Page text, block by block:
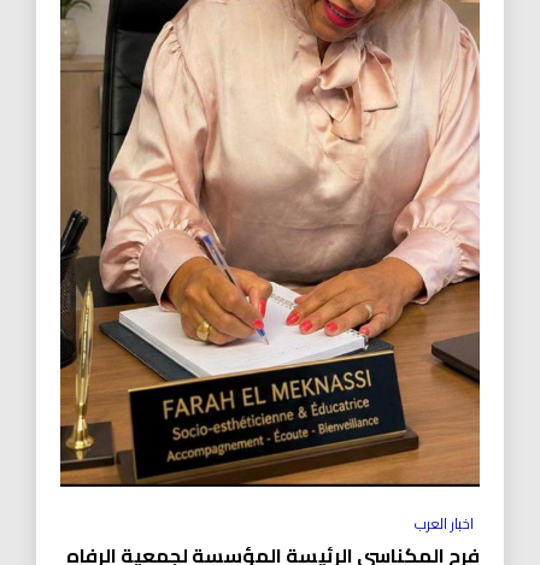
اخبار العرب
فرح المكناسي الرئيسة المؤسسة لجمعية الرفاه